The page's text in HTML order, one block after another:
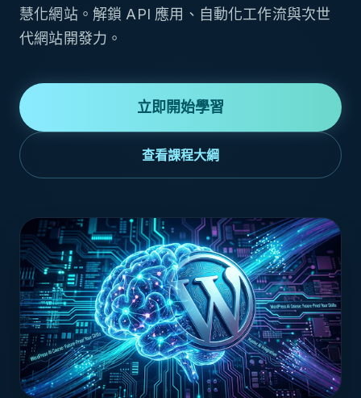
慧化網站。解鎖 API 應用、自動化工作流與次世
代網站開發力。
立即開始學習
查看課程大綱